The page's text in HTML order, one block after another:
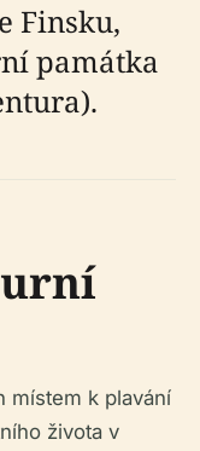
Finsku,
památka
místem k plavání
života v